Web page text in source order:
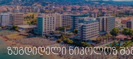
ზუგდიდელი ნიკოლოზ